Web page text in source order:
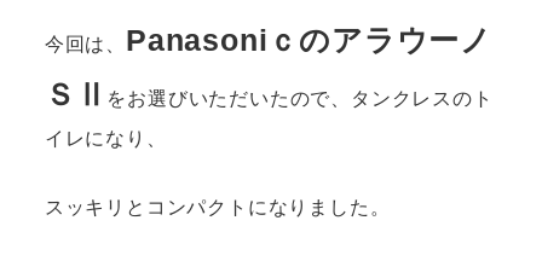
今回は、 Panasoniｃのアラウーノ
ＳⅡ をお選びいただいたので、タンクレスのト
イレになり、
スッキリとコンパクトになりました。